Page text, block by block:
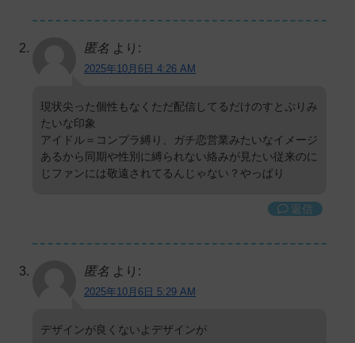
匿名 より:
2025年10月6日 4:26 AM
現状尖った個性もなくただ配信してるだけのすとぷりみ
たいな印象
アイドル＝コンプラ縛り、ガチ恋営業みたいなイメージ
あるから同期や性別に縛られない絡みが見たい従来のに
じファンには敬遠されてるんじゃない？やっぱり
返信
匿名 より:
2025年10月6日 5:29 AM
デザインが良くないよデザインが